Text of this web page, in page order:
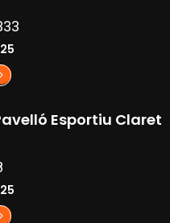
Esportiu Claret